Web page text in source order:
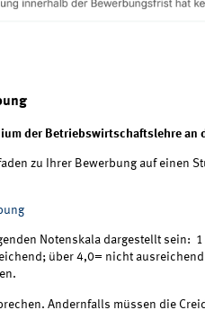
der Betriebswirtschaftslehre an
zu Ihrer Bewerbung auf einen
Notenskala dargestellt
über 4,0= nicht
Andernfalls müssen die